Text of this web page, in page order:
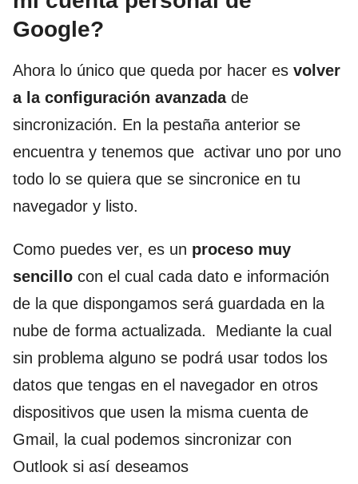
Google?
Ahora lo único que queda por hacer es volver
a la configuración avanzadade
sincronización. En la pestaña anterior se
encuentra y tenemos que activar uno por uno
todo lo se quiera que se sincronice en tu
navegador y listo.
Como puedes ver, es un proceso muy
sencillo con el cual cada dato e información
de la que dispongamos será guardada en la
nube de forma actualizada. Mediante la cual
sin problema alguno se podrá usar todos los
datos que tengas en el navegador en otros
dispositivos que usen la misma cuenta de
Gmail, la cual podemos sincronizar con
Outlook si así deseamos